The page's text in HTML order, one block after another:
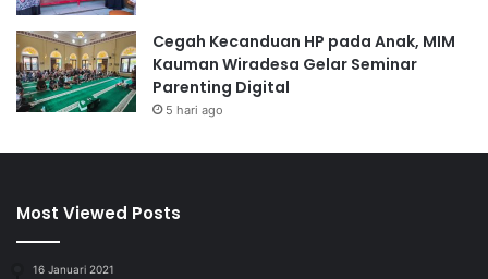
Cegah Kecanduan HP pada Anak, MIM
Kauman Wiradesa Gelar Seminar
Parenting Digital
5 hari ago
Most Viewed Posts
16 Januari 2021